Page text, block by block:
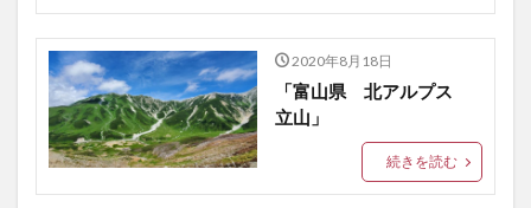
2020年8月18日
「富山県 北アルプス
立山」
続きを読む